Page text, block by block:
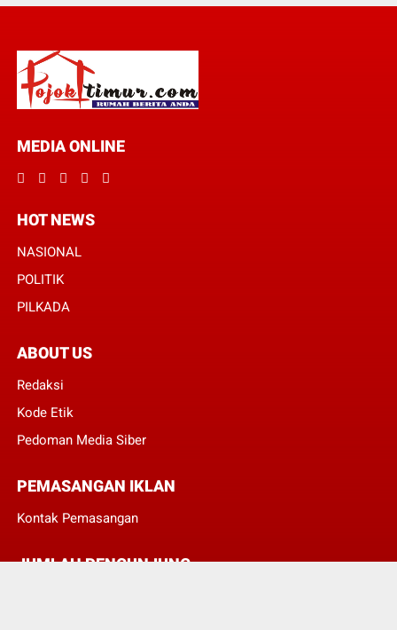
MEDIA ONLINE
HOT NEWS
NASIONAL
POLITIK
PILKADA
ABOUT US
Redaksi
Kode Etik
Pedoman Media Siber
PEMASANGAN IKLAN
Kontak Pemasangan
JUMLAH PENGUNJUNG